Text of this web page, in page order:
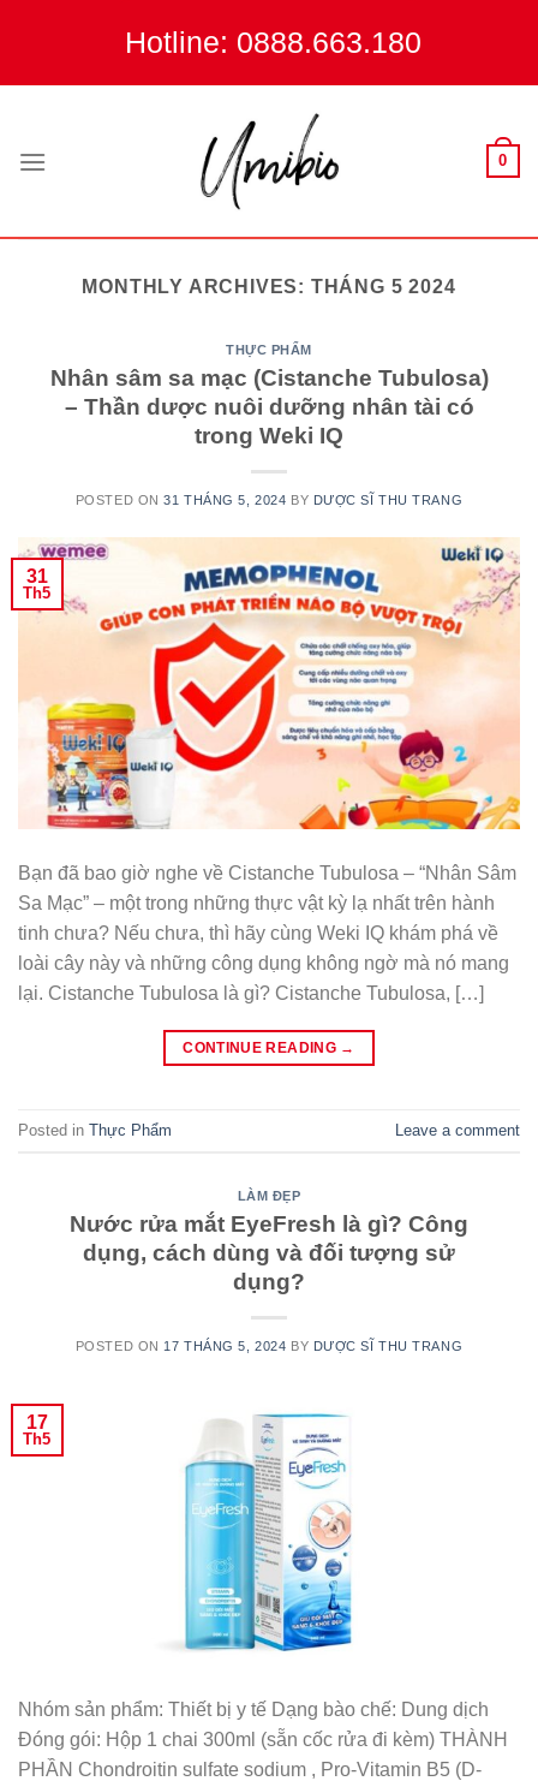
Hotline: 0888.663.180
0
MONTHLY ARCHIVES: THÁNG 5 2024
THỰC PHẨM
Nhân sâm sa mạc (Cistanche Tubulosa)
– Thần dược nuôi dưỡng nhân tài có
trong Weki IQ
POSTED ON31 THÁNG 5, 2024 BY DƯỢC SĨ THU TRANG
31
Th5
Bạn đã bao giờ nghe về Cistanche Tubulosa – “Nhân Sâm
Sa Mạc” – một trong những thực vật kỳ lạ nhất trên hành
tinh chưa? Nếu chưa, thì hãy cùng Weki IQ khám phá về
loài cây này và những công dụng không ngờ mà nó mang
lại. Cistanche Tubulosa là gì? Cistanche Tubulosa, […]
CONTINUE READING →
Posted in Thực Phẩm Leave a comment
LÀM ĐẸP
Nước rửa mắt EyeFresh là gì? Công
dụng, cách dùng và đối tượng sử
dụng?
POSTED ON 17 THÁNG 5, 2024 BY DƯỢC SĨ THU TRANG
17
Th5
Nhóm sản phẩm: Thiết bị y tế Dạng bào chế: Dung dịch
Đóng gói: Hộp 1 chai 300ml (sẵn cốc rửa đi kèm) THÀNH
PHẦN Chondroitin sulfate sodium , Pro-Vitamin B5 (D-